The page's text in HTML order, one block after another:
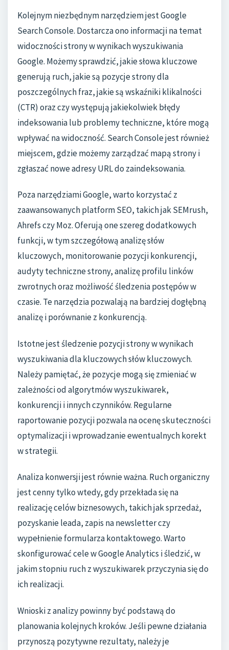
Kolejnym niezbędnym narzędziem jest Google
Search Console. Dostarcza ono informacji na temat
widoczności strony w wynikach wyszukiwania
Google. Możemy sprawdzić, jakie słowa kluczowe
generują ruch, jakie są pozycje strony dla
poszczególnych fraz, jakie są wskaźniki klikalności
(CTR) oraz czy występują jakiekolwiek błędy
indeksowania lub problemy techniczne, które mogą
wpływać na widoczność. Search Console jest również
miejscem, gdzie możemy zarządzać mapą strony i
zgłaszać nowe adresy URL do zaindeksowania.
Poza narzędziami Google, warto korzystać z
zaawansowanych platform SEO, takich jak SEMrush,
Ahrefs czy Moz. Oferują one szereg dodatkowych
funkcji, w tym szczegółową analizę słów
kluczowych, monitorowanie pozycji konkurencji,
audyty techniczne strony, analizę profilu linków
zwrotnych oraz możliwość śledzenia postępów w
czasie. Te narzędzia pozwalają na bardziej dogłębną
analizę i porównanie z konkurencją.
Istotne jest śledzenie pozycji strony w wynikach
wyszukiwania dla kluczowych słów kluczowych.
Należy pamiętać, że pozycje mogą się zmieniać w
zależności od algorytmów wyszukiwarek,
konkurencji i innych czynników. Regularne
raportowanie pozycji pozwala na ocenę skuteczności
optymalizacji i wprowadzanie ewentualnych korekt
w strategii.
Analiza konwersji jest równie ważna. Ruch organiczny
jest cenny tylko wtedy, gdy przekłada się na
realizację celów biznesowych, takich jak sprzedaż,
pozyskanie leada, zapis na newsletter czy
wypełnienie formularza kontaktowego. Warto
skonfigurować cele w Google Analytics i śledzić, w
jakim stopniu ruch z wyszukiwarek przyczynia się do
ich realizacji.
Wnioski z analizy powinny być podstawą do
planowania kolejnych kroków. Jeśli pewne działania
przynoszą pozytywne rezultaty, należy je